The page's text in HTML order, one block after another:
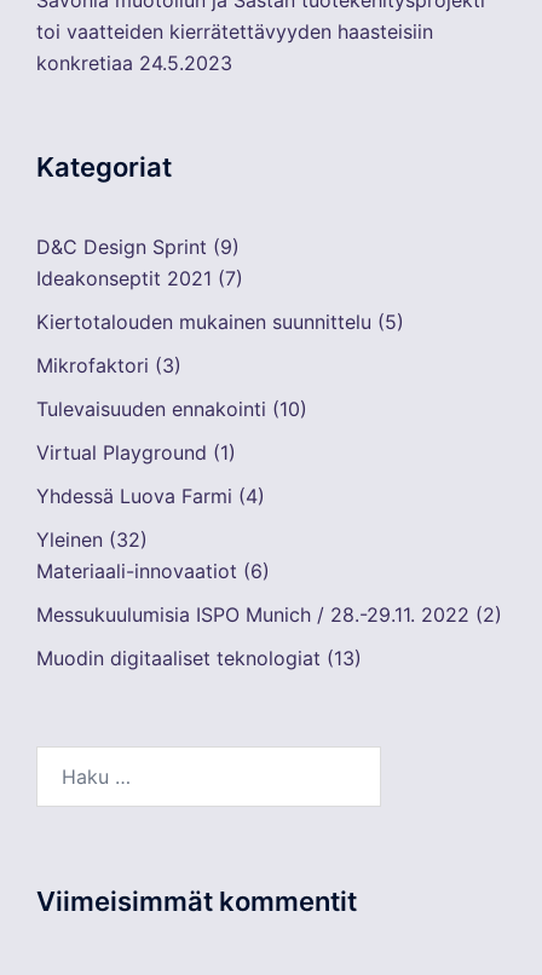
toi vaatteiden kierrätettävyyden haasteisiin
konkretiaa 24.5.2023
Kategoriat
D&C Design Sprint (9)
Ideakonseptit 2021 (7)
Kiertotalouden mukainen suunnittelu (5)
Mikrofaktori (3)
Tulevaisuuden ennakointi (10)
Virtual Playground (1)
Yhdessä Luova Farmi (4)
Yleinen (32)
Materiaali-innovaatiot (6)
Messukuulumisia ISPO Munich / 28.-29.11. 2022 (2)
Muodin digitaaliset teknologiat (13)
Viimeisimmät kommentit